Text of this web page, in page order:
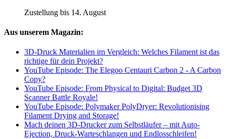
Zustellung bis 14. August
Aus unserem Magazin:
3D-Druck Materialien im Vergleich: Welches Filament ist das
richtige für dein Projekt?
YouTube Episode: The Elegoo Centauri Carbon 2 - A Carbon
Copy?
YouTube Episode: From Physical to Digital: Budget 3D
Scanner Battle Royale!
YouTube Episode: Polymaker PolyDryer: Revolutionising
Filament Drying and Storage!
Mach deinen 3D-Drucker zum Selbstläufer – mit Auto-
Ejection, Druck-Warteschlangen und Endlosschleifen!